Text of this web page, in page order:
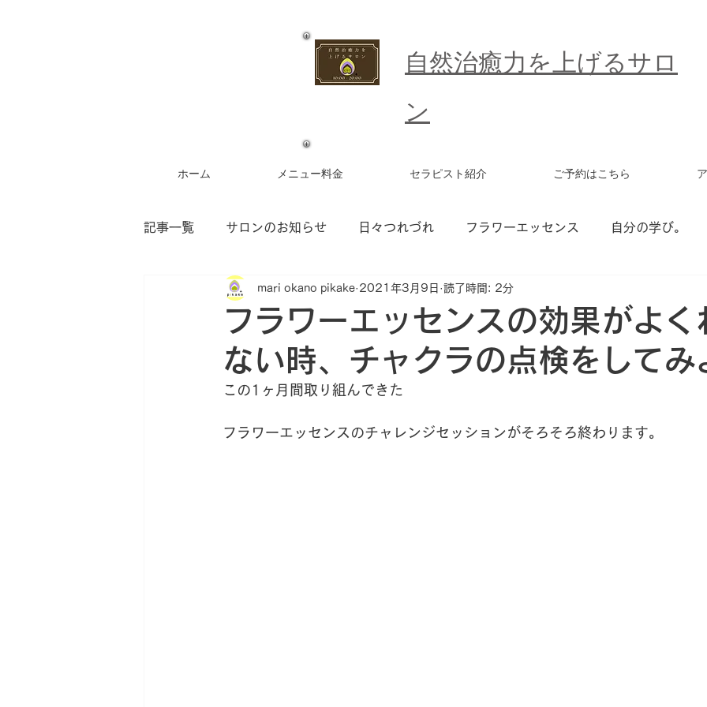
​自然治癒力を上げるサロ
ン
ホーム メニュー料金 セラピスト紹介 ご予約はこちら
記事一覧 サロンのお知らせ 日々つれづれ フラワーエッセンス 自分の学び。
お客様からのご感想 フラワーエッセンス セッション
新サロン移転への道 薬草ハーブオイル
フラワーエッセンスの効果がよく
ない時、チャクラの点検をしてみ
mari okano pikake 2021年3月9日 読了時間: 2分
この1ヶ月間取り組んできた
フラワーエッセンスのチャレンジセッションがそろそろ終わります。